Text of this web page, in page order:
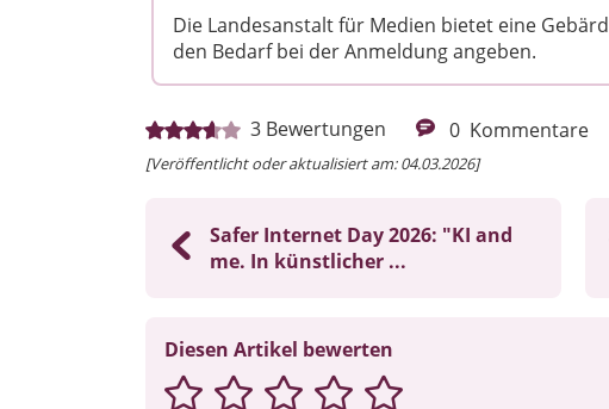
Die Landesanstalt für Medien bietet eine
den Bedarf bei der Anmeldung angeben.
3 Bewertungen 0 Kommentare
[Veröffentlicht oder aktualisiert am: 04.03.2026]
Safer Internet Day 2026: "KI and
me. In künstlicher ...
Diesen Artikel bewerten